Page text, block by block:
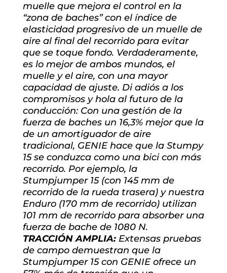
muelle que mejora el control en la
“zona de baches” con el índice de
elasticidad progresivo de un muelle de
aire al final del recorrido para evitar
que se toque fondo. Verdaderamente,
es lo mejor de ambos mundos, el
muelle y el aire, con una mayor
capacidad de ajuste. Di adiós a los
compromisos y hola al futuro de la
conducción: Con una gestión de la
fuerza de baches un 16,3% mejor que la
de un amortiguador de aire
tradicional, GENIE hace que la Stumpy
15 se conduzca como una bici con más
recorrido. Por ejemplo, la
Stumpjumper 15 (con 145 mm de
recorrido de la rueda trasera) y nuestra
Enduro (170 mm de recorrido) utilizan
101 mm de recorrido para absorber una
fuerza de bache de 1080 N.
TRACCIÓN AMPLIA:Extensas pruebas
de campo demuestran que la
Stumpjumper 15 con GENIE ofrece un